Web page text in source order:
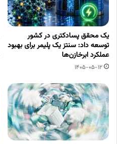
یک محقق پسادکتری در کشور
توسعه داد: سنتز یک پلیمر برای بهبود
عملکرد ابرخازن‌ها
1405-05-12